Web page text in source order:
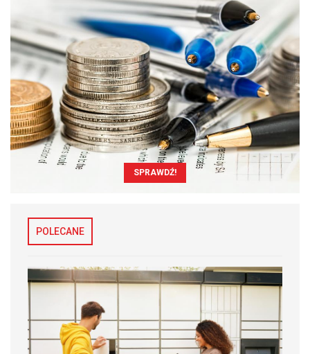
SPRAWDŹ!
POLECANE